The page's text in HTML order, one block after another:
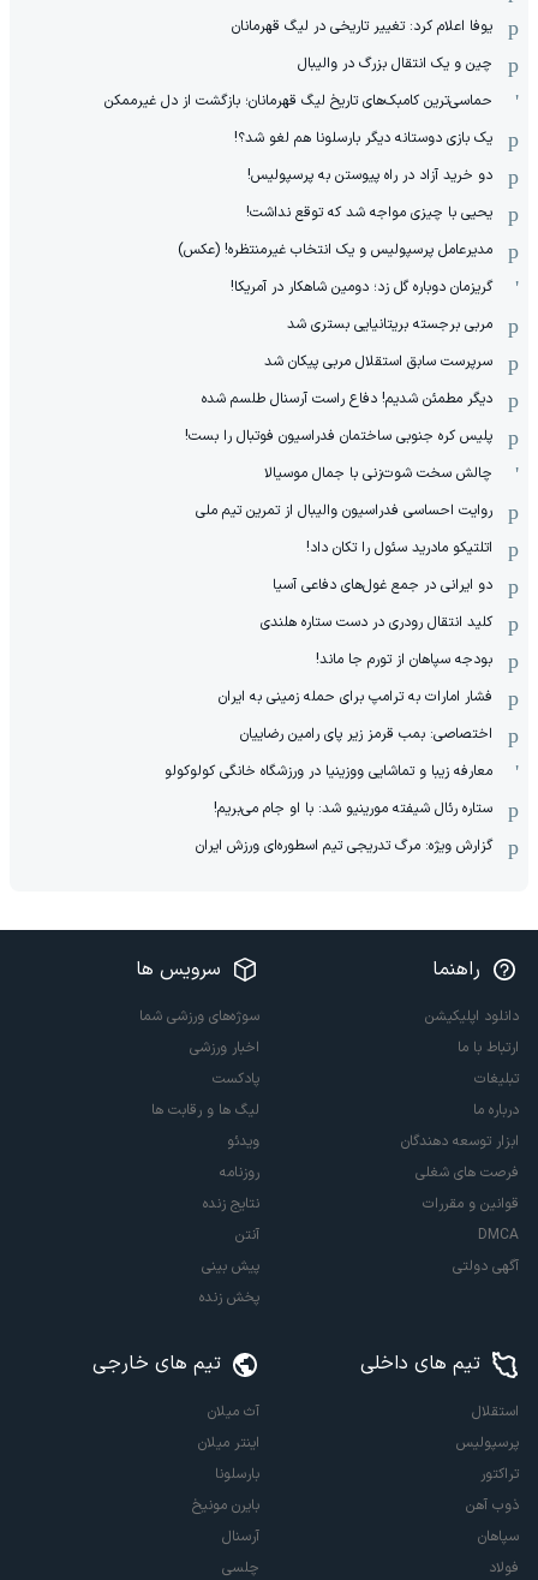
یوفا اعلام کرد: تغییر تاریخی در لیگ قهرمانان
چین و یک انتقال بزرگ در والیبال
حماسی‌ترین کامبک‌های تاریخ لیگ قهرمانان؛ بازگشت از دل غیرممکن
یک بازی دوستانه دیگر بارسلونا هم لغو شد؟!
دو خرید آزاد در راه پیوستن به پرسپولیس!
یحیی با چیزی مواجه شد که توقع نداشت!
مدیرعامل پرسپولیس و یک انتخاب غیرمنتظره! (عکس)
گریزمان دوباره گل زد؛ دومین شاهکار در آمریکا!
مربی برجسته بریتانیایی بستری شد
سرپرست سابق استقلال مربی پیکان شد
دیگر مطمئن شدیم! دفاع راست آرسنال طلسم شده
پلیس کره ‌جنوبی ساختمان فدراسیون فوتبال را بست!
چالش سخت شوت‌زنی با جمال موسیالا
روایت احساسی فدراسیون والیبال از تمرین تیم ملی
اتلتیکو مادرید سئول را تکان داد!
دو ایرانی در جمع غول‌های دفاعی آسیا
کلید انتقال رودری در دست ستاره هلندی
بودجه سپاهان از تورم جا ماند!
فشار امارات به ترامپ برای حمله زمینی به ایران
اختصاصی: بمب قرمز زیر پای رامین رضاییان
معارفه زیبا و تماشایی ووزینیا در ورزشگاه خانگی کولوکولو
ستاره رئال شیفته مورینیو شد: با او جام می‌بریم!
گزارش ویژه: مرگ تدریجی تیم اسطوره‌ای ورزش ایران
راهنما
دانلود اپلیکیشن
ارتباط با ما
تبلیغات
درباره ما
ابزار توسعه دهندگان
فرصت های شغلی
قوانین و مقررات
DMCA
آگهی دولتی
سرویس ها
سوژه‌های ورزشی شما
اخبار ورزشی
پادکست
لیگ ها و رقابت ها
ویدئو
روزنامه
نتایج زنده
آنتن
پیش بینی
پخش زنده
تیم های داخلی
استقلال
پرسپولیس
تراکتور
ذوب آهن
سپاهان
فولاد
تیم های خارجی
آث میلان
اینتر میلان
بارسلونا
بایرن مونیخ
آرسنال
چلسی